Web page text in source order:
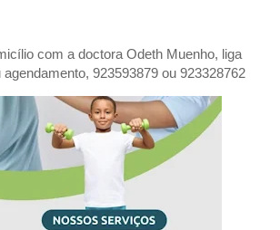
com a doctora Odeth Muenho, liga
923593879 ou 923328762